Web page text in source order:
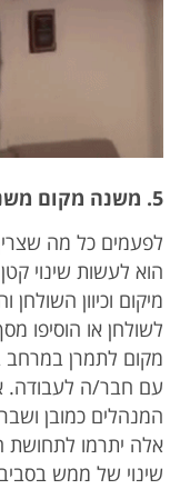
5. משנה מקום משנה מזל – סידור המרחב מחדש
לפעמים כל מה
הוא לעשות שינוי
מיקום וכיוון
לשולחן או הוסיפו
מקום לתמרן במרחב
עם חבר/ה לעבודה.
המנהלים כמובן
אלה יתרמו לתחושת
שינוי של ממש